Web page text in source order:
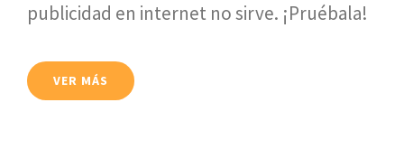
publicidad en internet no sirve. ¡Pruébala!
VER MÁS